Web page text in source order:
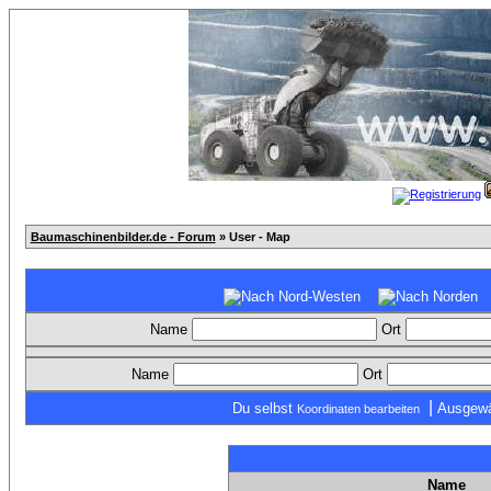
Baumaschinenbilder.de - Forum » User - Map
Name Ort
Name Ort
Du selbst Koordinaten bearbeiten
Name